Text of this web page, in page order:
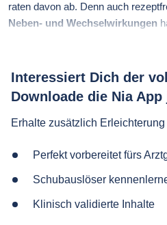
raten davon ab. Denn auch
Neben- und Wechselwirkungen
Medikamenten können zu
sollte daher unbedingt ärztlich
Du kannst aber auf ganz
Folgende Tipps wirken gegen
Interessiert Dich der
Downloade die Nia App
Erhalte zusätzlich
Perfekt vorbereitet fürs
Schubauslöser
Klinisch validierte Inhalte